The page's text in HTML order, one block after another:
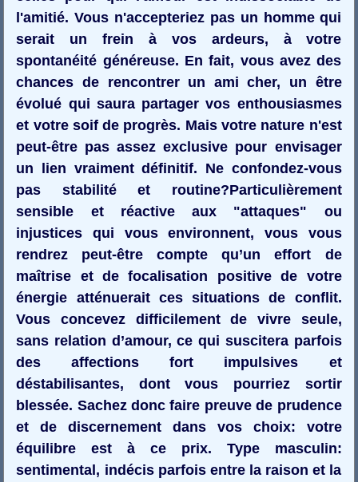
l'amitié. Vous n'accepteriez pas un homme qui
serait un frein à vos ardeurs, à votre
spontanéité généreuse. En fait, vous avez des
chances de rencontrer un ami cher, un être
évolué qui saura partager vos enthousiasmes
et votre soif de progrès. Mais votre nature n'est
peut-être pas assez exclusive pour envisager
un lien vraiment définitif. Ne confondez-vous
pas stabilité et routine?Particulièrement
sensible et réactive aux "attaques" ou
injustices qui vous environnent, vous vous
rendrez peut-être compte qu’un effort de
maîtrise et de focalisation positive de votre
énergie atténuerait ces situations de conflit.
Vous concevez difficilement de vivre seule,
sans relation d’amour, ce qui suscitera parfois
des affections fort impulsives et
déstabilisantes, dont vous pourriez sortir
blessée. Sachez donc faire preuve de prudence
et de discernement dans vos choix: votre
équilibre est à ce prix. Type masculin:
sentimental, indécis parfois entre la raison et la